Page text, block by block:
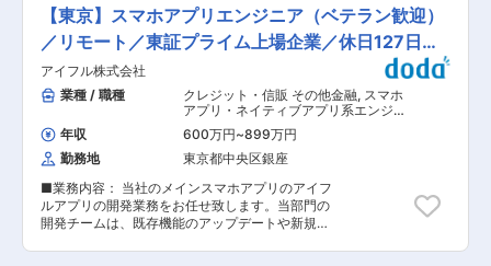
があります。 ■企業特徴・強み： ◇1954年創
業。東北電力のグループ企業として、東北電力の
ITソリューション業務を担当しています。（略
称：TOiNX（トインクス）） ◇システムの企画
開発からインフラ構築、運用保守／情報機器販売
に至るまで、総合的な情報システムサービスを提
供しています。 ◇TOiNXは、東北電力の情報系
企業3社が合併し創設した、東北電力企業グルー
プのIT企業です。平成13年に各分野で強みを持つ
情報系企業が合併しています。各社を通じて創設
以来50年以上にわたり電気の安定供給に取り組ん
できた各社が現在は一つの会社となり、東北電力
グループ各社、自治体、一般企業に向けて情報シ
する事で、地域の発展に貢献しています。
る ・Galaxy AI/Bixbyのクライアントパッケージ
やサーバーコンポーネントのリリースプロセス
(リリースプランに基づく品質向上・機能追加、サ
ーバーへデプロイ、アプリケーションストアへ
upload等)を管理、スケジュール通りのリリース
を実現 ・Galaxy AI/Bixbyに関するバグ、ユーザ
ーフィードバック等利用状況を分析し品質向上や
新機能導入に向けた意思決定補助 ・開発チーム、
品質保証チーム、カスタマーサービスチーム等、
さまざまなクロスファンクショナルチームと強固
な協力体制を構築 ・グローバル拠点とコミュニケ
ーションを取りながら上記職務を遂行 ■当社につ
いて 私たちはSamsung ResearchのGlobal R&D
Center（GRC）のひとつです。 日本の技術力・
【東京】スマホアプリエンジニア（ベテラン歓迎）
／リモート／東証プライム上場企業／休日127日以
上
アイフル株式会社
業種 / 職種
クレジット・信販 その他金融, スマホ
アプリ・ネイティブアプリ系エンジニ
ア マークアップエンジニア・コーダ
ー・フロントエンドエンジニア
（Web・モバイル）
年収 600万円~899万円
勤務地
東京都中央区銀座
■業務内容： 当社のメインスマホアプリのアイフ
ルアプリの開発業務をお任せ致します。当部門の
開発チームは、既存機能のアップデートや新規機